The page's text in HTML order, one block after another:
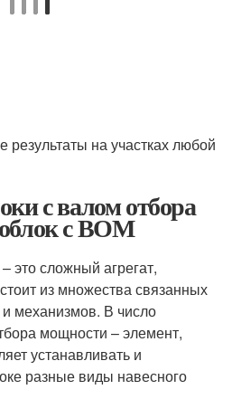
результаты на участках любой
с валом отбора
с ВОМ
это сложный агрегат,
из множества связанных
механизмов. В число
мощности – элемент,
устанавливать и
разные виды навесного